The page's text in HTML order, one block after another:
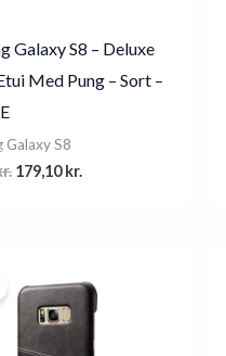
Galaxy S8 – Deluxe
Med Pung – Sort –
Galaxy S8
Original
179,10kr.